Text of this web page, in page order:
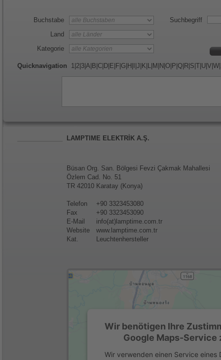
Buchstabe
Land
Kategorie
Suchbegriff
Quicknavigation 1 2 3 A B C D E F G H J K L M N O P Q R S T U V W
LAMPTIME ELEKTRİK A.Ş.
Büsan Org. San. Bölgesi Fevzi Çakmak Mahallesi
Özlem Cad. No. 51
TR 42010 Karatay (Konya)
Telefon
+90 3323453080
Fax
+90 3323453090
E-Mail
info(at)lamptime.com.tr
Website
www.lamptime.com.tr
Kat.
Leuchtenhersteller
Wir benötigen Ihre
Google Maps-Service
Wir verwenden einen Service eines